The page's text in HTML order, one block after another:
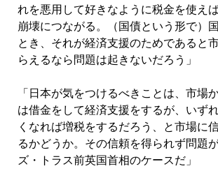
れを悪用して好きなように税金を使え
崩壊につながる。（国債という形で）
とき、それが経済支援のためであると
らえるなら問題は起きないだろう」
「日本が気をつけるべきことは、市場
は借金をして経済支援をするが、いず
くなれば増税をするだろう、と市場に
るかどうか。その信頼を得られず問題
ズ・トラス前英国首相のケースだ」